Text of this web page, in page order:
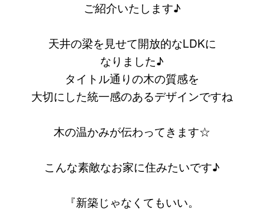
ご紹介いたします♪
天井の梁を見せて開放的なLDKに
なりました♪
タイトル通りの木の質感を
大切にした統一感のあるデザインですね
木の温かみが伝わってきます☆
こんな素敵なお家に住みたいです♪
『新築じゃなくてもいい。